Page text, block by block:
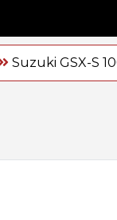
Suzuki GSX-S